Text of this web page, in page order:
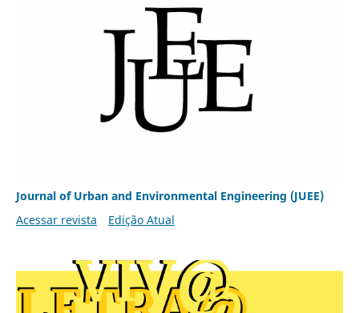
Journal of Urban and Environmental Engineering (JUEE)
Acessar revista
Edição Atual